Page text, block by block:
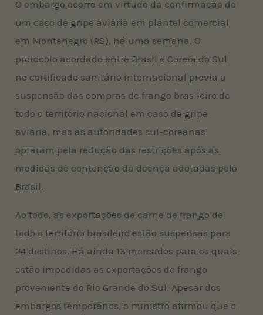
O embargo ocorre em virtude da confirmação de
um caso de gripe aviária em plantel comercial
em Montenegro (RS), há uma semana. O
protocolo acordado entre Brasil e Coreia do Sul
no certificado sanitário internacional previa a
suspensão das compras de frango brasileiro de
todo o território nacional em caso de gripe
aviária, mas as autoridades sul-coreanas
optaram pela redução das restrições após as
medidas de contenção da doença adotadas pelo
Brasil.
Ao todo, as exportações de carne de frango de
todo o território brasileiro estão suspensas para
24 destinos. Há ainda 13 mercados para os quais
estão impedidas as exportações de frango
proveniente do Rio Grande do Sul. Apesar dos
embargos temporários, o ministro afirmou que o